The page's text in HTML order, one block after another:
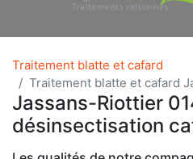
Traitement blatte et cafard
Traitement blatte et cafard
Jassans-Riottier
désinsectisation